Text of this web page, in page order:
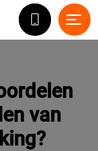
van